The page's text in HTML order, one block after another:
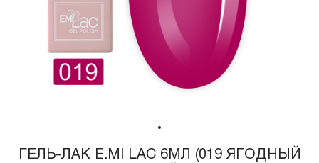
ГЕЛЬ-ЛАК E.MI LAC 6МЛ (019 ЯГОДНЫЙ